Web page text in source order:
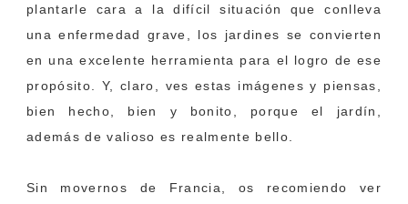
plantarle cara a la difícil situación que conlleva
una enfermedad grave, los jardines se convierten
en una excelente herramienta para el logro de ese
propósito. Y, claro, ves estas imágenes y piensas,
bien hecho, bien y bonito, porque el jardín,
además de valioso es realmente bello.
Sin movernos de Francia, os recomiendo ver